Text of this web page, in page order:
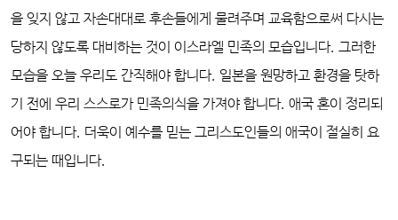
을 잊지 않고 자손대대로 후손들에게 물려주며 교육함으로써 다시는
당하지 않도록 대비하는 것이 이스라엘 민족의 모습입니다. 그러한
모습을 오늘 우리도 간직해야 합니다. 일본을 원망하고 환경을 탓하
기 전에 우리 스스로가 민족의식을 가져야 합니다. 애국 혼이 정리되
어야 합니다. 더욱이 예수를 믿는 그리스도인들의 애국이 절실히 요
구되는 때입니다.